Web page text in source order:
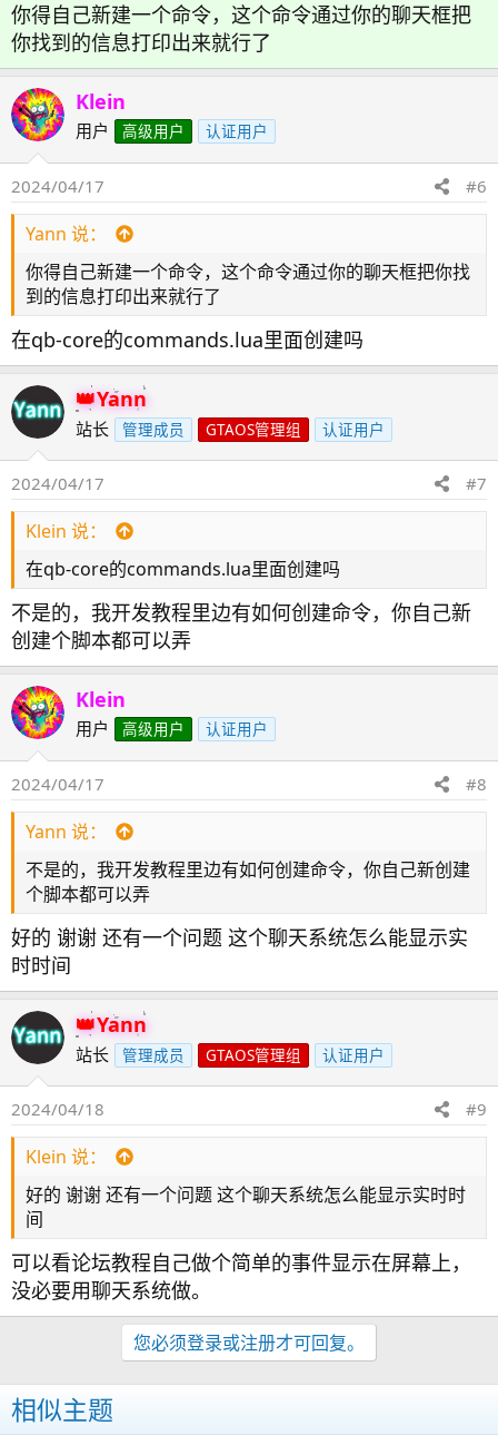
你得自己新建一个命令，这个命令通过你的聊天框把
你找到的信息打印出来就行了
Klein
用户 高级用户 认证用户
2024/04/17 #6
Yann 说：
你得自己新建一个命令，这个命令通过你的聊天框把你找
到的信息打印出来就行了
在qb-core的commands.lua里面创建吗
Yann
站长 管理成员 GTAOS管理组 认证用户
2024/04/17 #7
Klein 说：
在qb-core的commands.lua里面创建吗
不是的，我开发教程里边有如何创建命令，你自己新
创建个脚本都可以弄
Klein
用户 高级用户 认证用户
2024/04/17 #8
Yann 说：
不是的，我开发教程里边有如何创建命令，你自己新创建
个脚本都可以弄
好的 谢谢 还有一个问题 这个聊天系统怎么能显示实
时时间
Yann
站长 管理成员 GTAOS管理组 认证用户
2024/04/18 #9
Klein 说：
好的 谢谢 还有一个问题 这个聊天系统怎么能显示实时时
间
可以看论坛教程自己做个简单的事件显示在屏幕上，
没必要用聊天系统做。
您必须登录或注册才可回复。
相似主题